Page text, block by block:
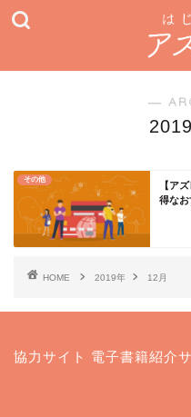
―
その他
【ア
得なお
HOME 2019年 12月
協力サイト 電子書籍紹介